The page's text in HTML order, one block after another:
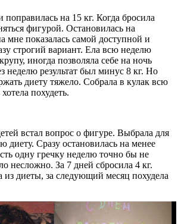
поправилась на 15 кг. Когда бросила
фигурой. Остановилась на
мне показалась самой доступной и
строгий вариант. Ела всю неделю
иногда позволяла себе на ночь
неделю результат был минус 8 кг. Но
диету тяжело. Собрала в кулак всю
похудеть.
встал вопрос о фигуре. Выбрала для
диету. Сразу остановилась на менее
одну гречку неделю точно бы не
несложно. За 7 дней сбросила 4 кг.
диеты, за следующий месяц похудела